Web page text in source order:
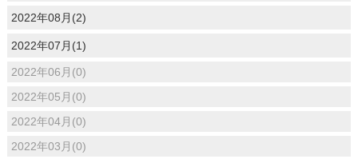
2022年08月(2)
2022年07月(1)
2022年06月(0)
2022年05月(0)
2022年04月(0)
2022年03月(0)